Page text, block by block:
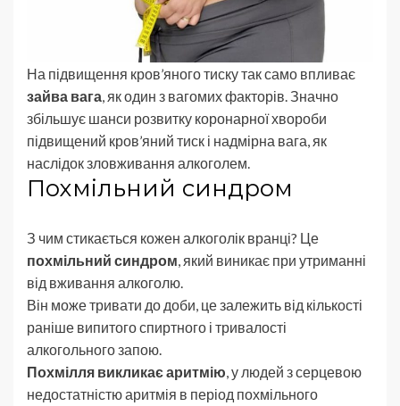
На підвищення кров’яного тиску так само впливає
зайва вага, як один з вагомих факторів. Значно
збільшує шанси розвитку коронарної хвороби
підвищений кров’яний тиск і надмірна вага, як
наслідок зловживання алкоголем.
Похмільний синдром
З чим стикається кожен алкоголік вранці? Це
похмільний синдром, який виникає при утриманні
від вживання алкоголю.
Він може тривати до доби, це залежить від кількості
раніше випитого спиртного і тривалості
алкогольного запою.
Похмілля викликає аритмію, у людей з серцевою
недостатністю аритмія в період похмільного